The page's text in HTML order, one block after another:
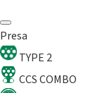
Presa
TYPE 2
CCS COMBO